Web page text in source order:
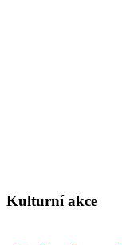
Kulturní akce